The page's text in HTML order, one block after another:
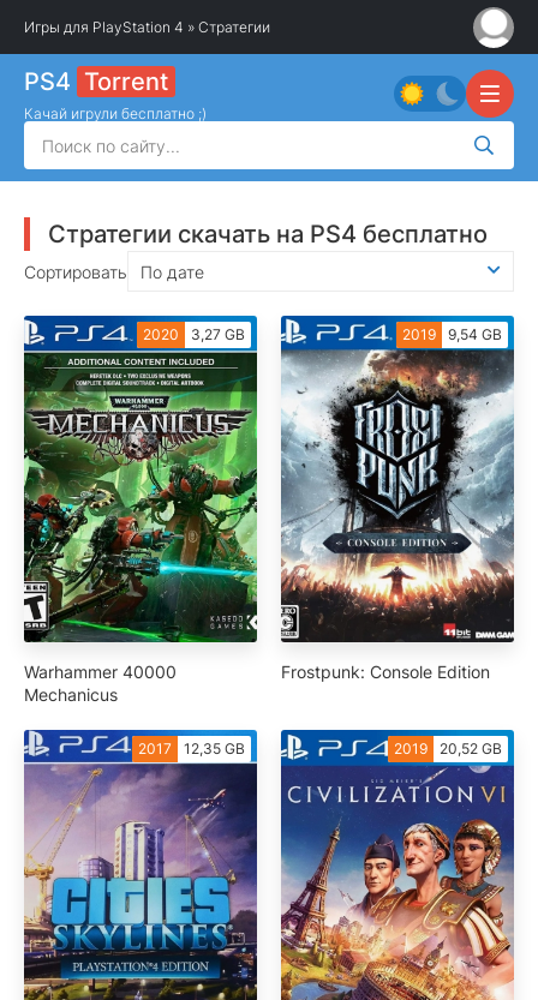
Игры для PlayStation 4 » Стратегии
PS4 Torrent
Качай игрули бесплатно ;)
Стратегии скачать на PS4 бесплатно
Сортировать По дате
2020 3,27 GB
Warhammer 40000
Mechanicus
2019 9,54 GB
Frostpunk: Console Edition
2017 12,35 GB 2019 20,52 GB